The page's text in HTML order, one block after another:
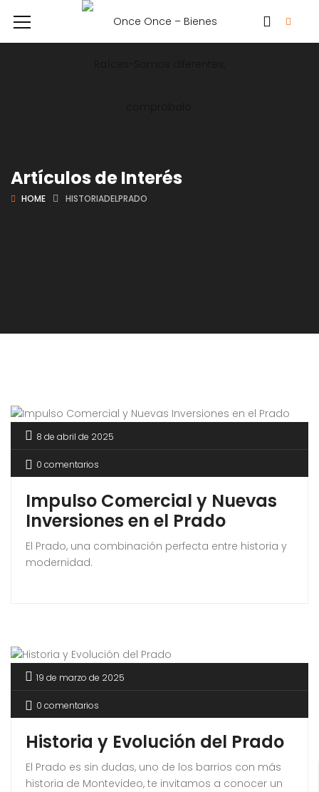
Artículos de Interés
HOME HISTORIADELPRADO
8 de abril de 2025
0 comentarios
Impulso Comercial y Nuevas
Inversiones en el Prado
El Prado, una combinación perfecta entre historia y
modernidad.
19 de marzo de 2025
0 comentarios
Historia y Evolución del Prado
El Prado es sin dudas, uno de los barrios con más
historia de Montevideo, te invitamos a conocer un